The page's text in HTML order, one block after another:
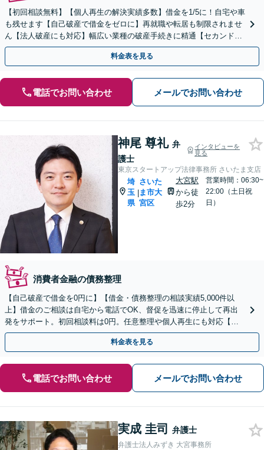
【初回相談無料】【個人再生の解決実績多数】借金を1/5に！自宅や車
も残せます【自己破産で借金をゼロに】再就職や転居も制限されませ
ん【法人破産にも対応】幅広い業種の破産手続きに精通【セカンドオ
ピニオン可】【せんげん台駅徒歩5分】
料金表を見る
電話でお問い合わせ メールでお問い合わせ
神尾 尊礼 弁
護士
インタビューを
見る
東京スタートアップ法律事務所 さいたま支店
埼
玉
県
|
さいた
ま市大
宮区
大宮駅
から徒
歩2分
営業時間：06:30~
22:00（土日祝
日）
消費者金融の債務整理
【自己破産で借金を0円に】【借金・債務整理の相談実績5,000件以
上】借金のご相談は自宅から電話でOK、督促を迅速に停止して再出
発をサポート。初回相談料は0円。任意整理や個人再生にも対応【土
日祝日・夜間も相談受付】【費用の分割払い可】
料金表を見る
電話でお問い合わせ メールでお問い合わせ
実成 圭司 弁護士
弁護士法人みずき 大宮事務所